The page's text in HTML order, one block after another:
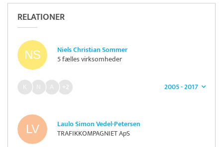
RELATIONER
Niels Christian Sommer
5 fælles virksomheder
2005 - 2017
+2
Laulo Simon Vedel-Petersen
TRAFIKKOMPAGNIET ApS